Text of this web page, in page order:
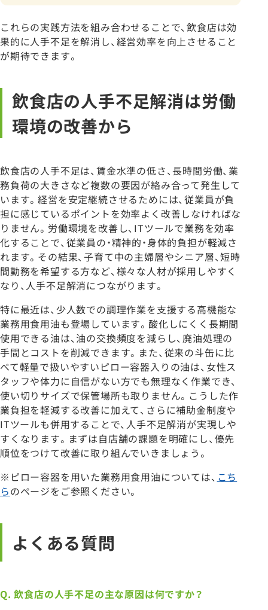
これらの実践方法を組み合わせることで、飲食店は効
果的に人手不足を解消し、経営効率を向上させること
が期待できます。
飲食店の人手不足解消は労働
環境の改善から
飲食店の人手不足は、賃金水準の低さ、長時間労働、業
務負荷の大きさなど複数の要因が絡み合って発生して
います。経営を安定継続させるためには、従業員が負
担に感じているポイントを効率よく改善しなければな
りません。労働環境を改善し、ITツールで業務を効率
化することで、従業員の・精神的・身体的負担が軽減さ
れます。その結果、子育て中の主婦層やシニア層、短時
間勤務を希望する方など、様々な人材が採用しやすく
なり、人手不足解消につながります。
特に最近は、少人数での調理作業を支援する高機能な
業務用食用油も登場しています。酸化しにくく長期間
使用できる油は、油の交換頻度を減らし、廃油処理の
手間とコストを削減できます。また、従来の斗缶に比
べて軽量で扱いやすいピロー容器入りの油は、女性ス
タッフや体力に自信がない方でも無理なく作業でき、
使い切りサイズで保管場所も取りません。こうした作
業負担を軽減する改善に加えて、さらに補助金制度や
ITツールも併用することで、人手不足解消が実現しや
すくなります。まずは自店舗の課題を明確にし、優先
順位をつけて改善に取り組んでいきましょう。
※ピロー容器を用いた業務用食用油については、 こち
らのページをご参照ください。
よくある質問
Q.飲食店の人手不足の主な原因は何ですか？